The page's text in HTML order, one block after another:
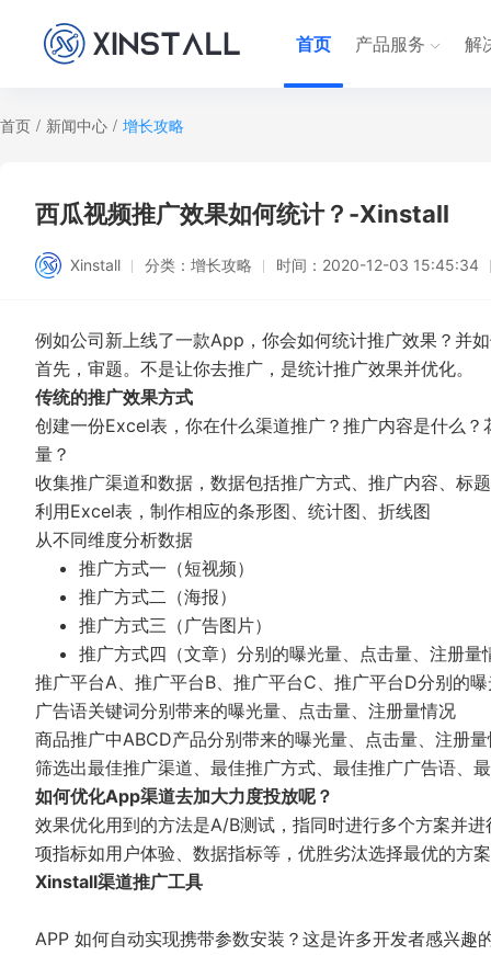
首页 产品服务 解
首页 / 新闻中心 / 增长攻略
西瓜视频推广效果如何统计？-Xinstall
Xinstall 分类： 增长攻略 时间： 2020-12-03 15:45:34
例如公司新上线了一款App，你会如何统计推广效果？并
首先，审题。不是让你去推广，是统计推广效果并优化。
传统的推广效果方式
创建一份Excel表，你在什么渠道推广？推广内容是什么
量？
收集推广渠道和数据，数据包括推广方式、推广内容、标
利用Excel表，制作相应的条形图、统计图、折线图
从不同维度分析数据
推广方式一（短视频）
推广方式二（海报）
推广方式三（广告图片）
推广方式四（文章）分别的曝光量、点击量、注册量
推广平台A、推广平台B、推广平台C、推广平台D分别的
广告语关键词分别带来的曝光量、点击量、注册量情况
商品推广中ABCD产品分别带来的曝光量、点击量、注册
筛选出最佳推广渠道、最佳推广方式、最佳推广广告语、
如何优化App渠道去加大力度投放呢？
效果优化用到的方法是A/B测试，指同时进行多个方案并
项指标如用户体验、数据指标等，优胜劣汰选择最优的方案
Xinstall渠道推广工具
APP 如何自动实现携带参数安装？这是许多开发者感兴